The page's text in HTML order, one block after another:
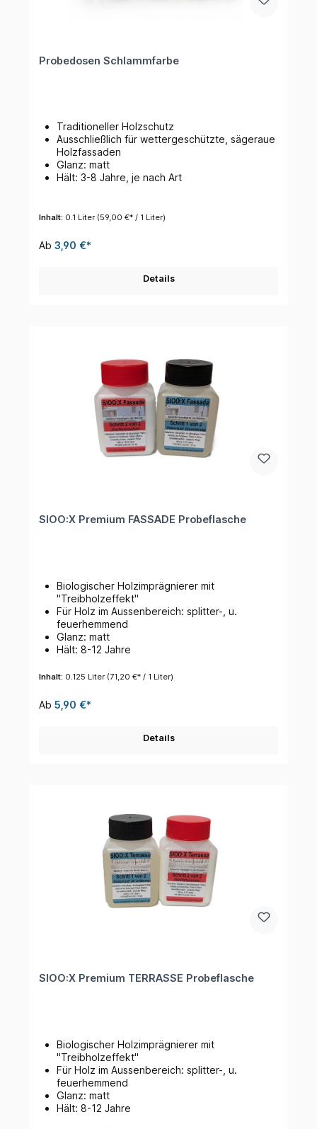
Probedosen Schlammfarbe
Traditioneller Holzschutz
Ausschließlich für wettergeschützte, sägeraue
Holzfassaden
Glanz: matt
Hält: 3-8 Jahre, je nach Art
Inhalt: 0.1 Liter (59,00 €* / 1 Liter)
Ab 3,90 €*
Details
SIOO:X Premium FASSADE Probeflasche
Biologischer Holzimprägnierer mit
"Treibholzeffekt"
Für Holz im Aussenbereich: splitter-, u.
feuerhemmend
Glanz: matt
Hält: 8-12 Jahre
Inhalt: 0.125 Liter (71,20 €* / 1 Liter)
Ab 5,90 €*
Details
SIOO:X Premium TERRASSE Probeflasche
Biologischer Holzimprägnierer mit
"Treibholzeffekt"
Für Holz im Aussenbereich: splitter-, u.
feuerhemmend
Glanz: matt
Hält: 8-12 Jahre